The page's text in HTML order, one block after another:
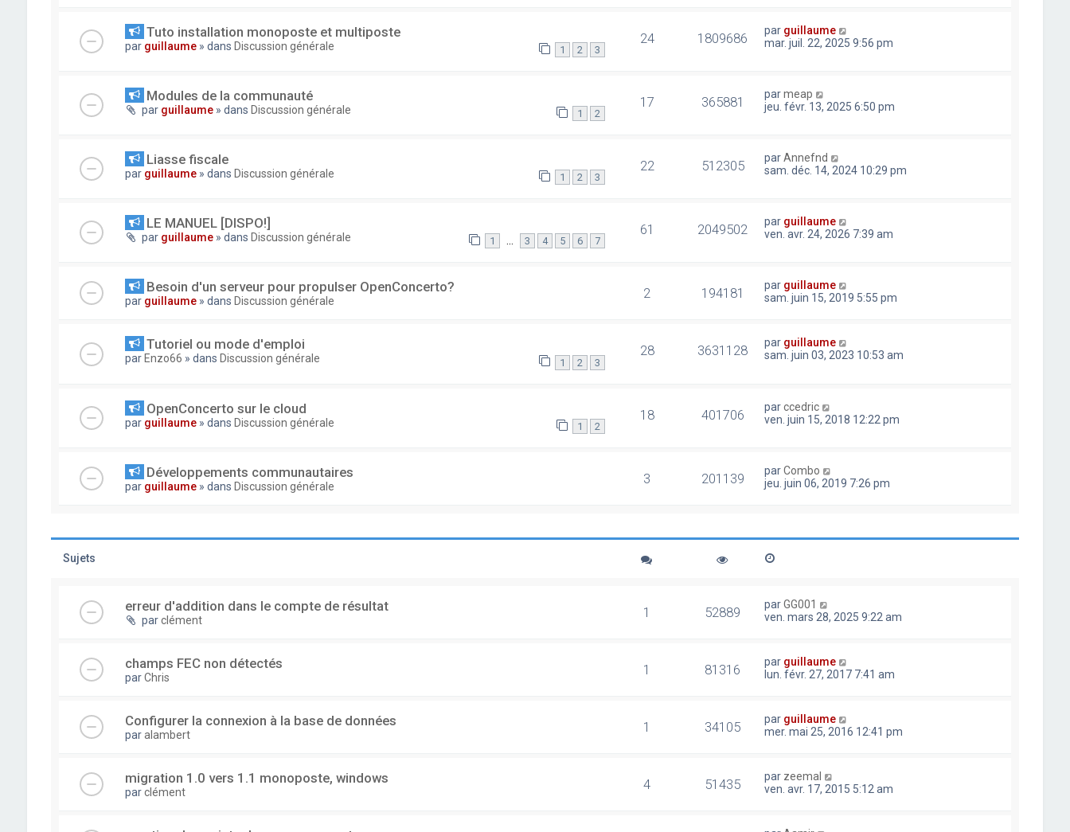
Tuto installation monoposte et multiposte
par guillaume » dans Discussion générale 1 2 3
24 1809686 par guillaume
mar. juil. 22, 2025 9:56 pm
Modules de la communauté
par guillaume » dans Discussion générale 1 2
17 365881 parmeap
jeu. févr. 13, 2025 6:50 pm
Liasse fiscale
par guillaume » dans Discussion générale 1 2 3
22 512305 parAnnefnd
sam. déc. 14, 2024 10:29 pm
LE MANUEL [DISPO!]
par guillaume » dans Discussion générale 1 … 3 4 5 6 7
61 2049502 par guillaume
ven. avr. 24, 2026 7:39 am
Besoin d'un serveur pour propulser OpenConcerto?
par guillaume » dans Discussion générale 2 194181 par guillaume
sam. juin 15, 2019 5:55 pm
Tutoriel ou mode d'emploi
par Enzo66 » dans Discussion générale 1 2 3
28 3631128 par guillaume
sam. juin 03, 2023 10:53 am
OpenConcerto sur le cloud
par guillaume » dans Discussion générale 1 2
18 401706 parccedric
ven. juin 15, 2018 12:22 pm
Développements communautaires
par guillaume » dans Discussion générale 3 201139 parCombo
jeu. juin 06, 2019 7:26 pm
Sujets
erreur d'addition dans le compte de résultat
parclément 1 52889 parGG001
ven. mars 28, 2025 9:22 am
champs FEC non détectés
parChris 1 81316 par guillaume
lun. févr. 27, 2017 7:41 am
Configurer la connexion à la base de données
paralambert 1 34105 par guillaume
mer. mai 25, 2016 12:41 pm
migration 1.0 vers 1.1 monoposte, windows
parclément 4 51435 par zeemal
ven. avr. 17, 2015 5:12 am